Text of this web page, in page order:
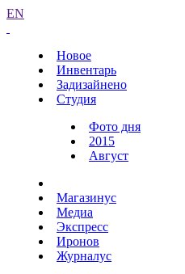
EN
Новое
Инвентарь
Задизайнено
Студия
Фото дня
2015
Август
Магазинус
Медиа
Экспресс
Иронов
Журналус